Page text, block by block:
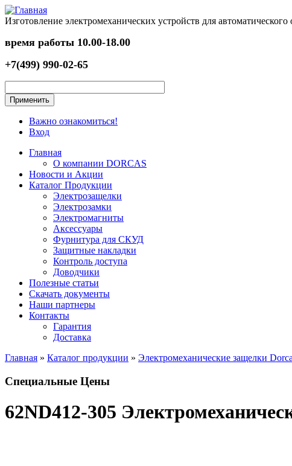
Перейти к основному содержанию
Изготовление электромеханических устройств для
время работы 10.00-18.00
+7(499) 990-02-65
Важно ознакомиться!
Вход
Главная
О компании DORCAS
Новости и Акции
Каталог Продукции
Электрозащелки
Электрозамки
Электромагниты
Аксессуары
Фурнитура для СКУД
Защитные накладки
Контроль доступа
Доводчики
Полезные статьи
Скачать документы
Наши партнеры
Контакты
Гарантия
Доставка
Главная » Каталог продукции » Электромеханические защелки
Специальные Цены
62ND412-305